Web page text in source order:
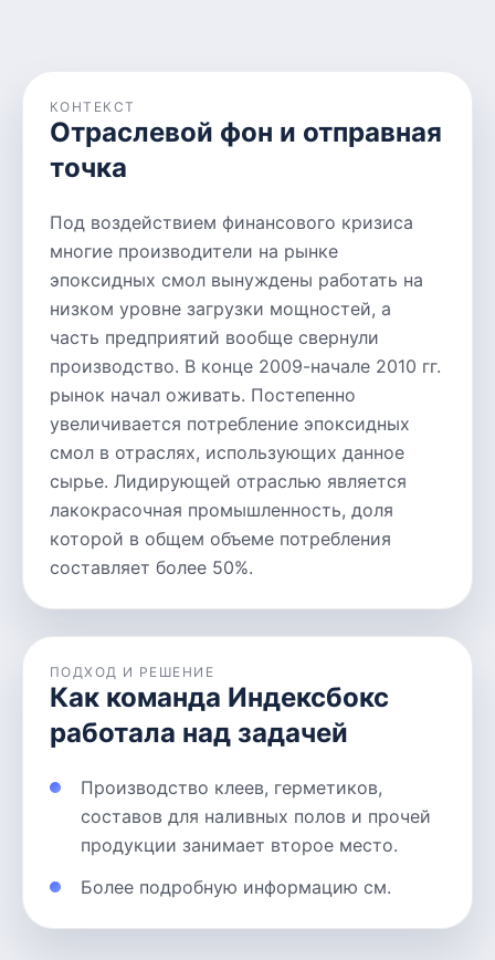
КОНТЕКСТ
Отраслевой фон и отправная
точка
Под воздействием финансового кризиса
многие производители на рынке
эпоксидных смол вынуждены работать на
низком уровне загрузки мощностей, а
часть предприятий вообще свернули
производство. В конце 2009-начале 2010 гг.
рынок начал оживать. Постепенно
увеличивается потребление эпоксидных
смол в отраслях, использующих данное
сырье. Лидирующей отраслью является
лакокрасочная промышленность, доля
которой в общем объеме потребления
составляет более 50%.
ПОДХОД И РЕШЕНИЕ
Как команда Индексбокс
работала над задачей
Производство клеев, герметиков,
составов для наливных полов и прочей
продукции занимает второе место.
Более подробную информацию см.